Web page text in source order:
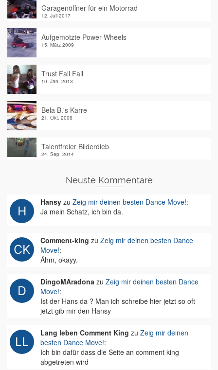
Garagenöffner für ein Motorrad
12. Juli 2017
Aufgemotzte Power Wheels
15. März 2009
Trust Fall Fail
10. Jan. 2013
Bela B.'s Karre
21. Okt. 2006
Talentfreier Bilderdieb
24. Sep. 2014
Neuste Kommentare
Hansy zu Zeig mir deinen besten Dance Move!:
Ja mein Schatz, ich bin da.
Comment-king zu Zeig mir deinen besten Dance
Move!:
Ähm, okayy.
DingoMAradona zu Zeig mir deinen besten Dance
Move!:
Ist der Hans da ? Man ich schreibe hier jetzt so oft
jetzt gib mir den Hansy
Lang leben Comment King zu Zeig mir deinen
besten Dance Move!:
Ich bin dafür dass die Seite an comment king
abgetreten wird